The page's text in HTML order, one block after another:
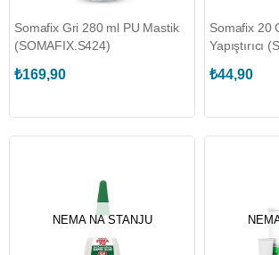
Somafix Gri 280 ml PU Mastik
(SOMAFIX.S424)
₺169,90
Somafix 20
Yapıştırıcı
₺44,90
NEMA NA STANJU